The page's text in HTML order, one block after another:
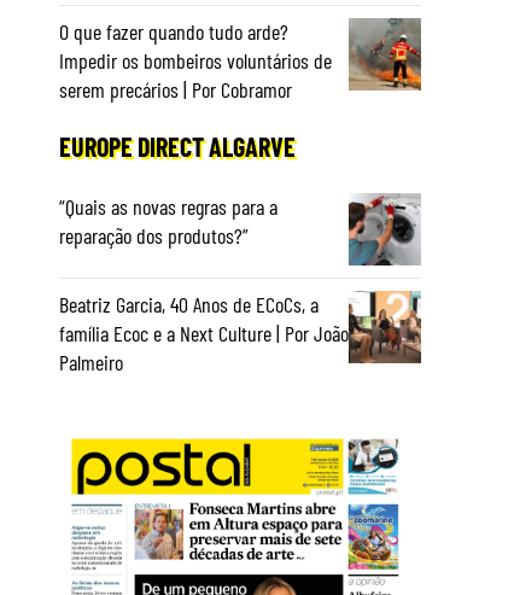
O que fazer quando tudo arde?
Impedir os bombeiros voluntários de
serem precários | Por Cobramor
EUROPE DIRECT ALGARVE
“Quais as novas regras para a
reparação dos produtos?”
Beatriz Garcia, 40 Anos de ECoCs, a
família Ecoc e a Next Culture | Por João
Palmeiro